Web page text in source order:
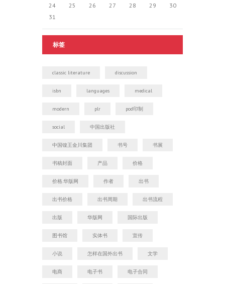
24 25 26 27 28 29
30
31
标签
classic literature discussion
isbn languages medical
modern plr pod印制
social 中国出版社
中国镍王金川集团 书号 书展
书稿封面 产品 价格
价格.华版网 作者 出书
出书价格 出书周期 出书流程
出版 华版网 国际出版
图书馆 实体书 宣传
小说 怎样在国外出书 文学
电商 电子书 电子合同